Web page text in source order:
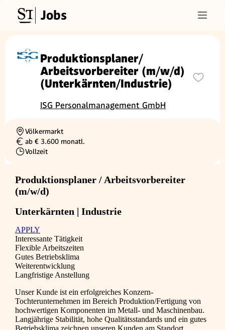
Jobs
Produktionsplaner/
Arbeitsvorbereiter (m/w/d)
(Unterkärnten/Industrie)
ISG Personalmanagement GmbH
Ortschaft
Völkermarkt
Gehalt
ab € 3.600 monatl.
Beschäftigungsart
Vollzeit
Produktionsplaner / Arbeitsvorbereiter
(m/w/d)
Unterkärnten | Industrie
APPLY
Interessante Tätigkeit
Flexible Arbeitszeiten
Gutes Betriebsklima
Weiterentwicklung
Langfristige Anstellung
Unser Kunde ist ein erfolgreiches Konzern-
Tochterunternehmen im Bereich Produktion/Fertigung von
hochwertigen Komponenten im Metall- und Maschinenbau.
Langjährige Stabilität, hohe Qualitätsstandards und ein gutes